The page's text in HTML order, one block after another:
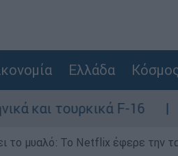
Ελλάδα
F-16
το μυαλό: Το Netflix έφερε την